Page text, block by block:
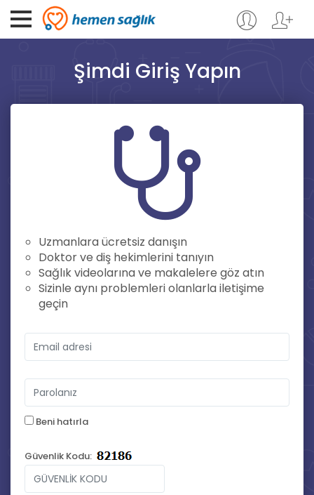
Şimdi Giriş Yapın
Uzmanlara ücretsiz danışın
Doktor ve diş hekimlerini tanıyın
Sağlık videolarına ve makalelere göz atın
Sizinle aynı problemleri olanlarla iletişime
geçin
Beni hatırla
Güvenlik Kodu: